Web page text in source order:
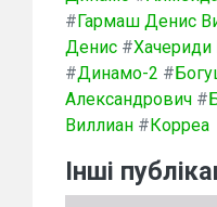
#Гармаш Денис
Денис #Хачериди
#Динамо-2 #
Александрович #
Виллиан #Корреа
Інші